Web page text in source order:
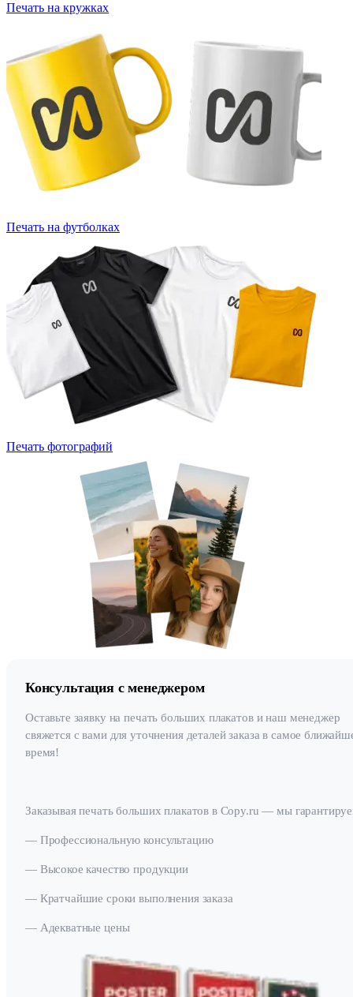
Печать на кружках
Печать на футболках
Печать фотографий
Консультация с менеджером
Оставьте заявку на печать больших плакатов и наш менеджер
свяжется с вами для уточнения деталей заказа в самое
время!
Заказывая печать больших плакатов в Copy.ru — мы
— Профессиональную консультацию
— Высокое качество продукции
— Кратчайшие сроки выполнения заказа
— Адекватные цены